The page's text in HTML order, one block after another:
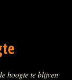
hoogte te blijven